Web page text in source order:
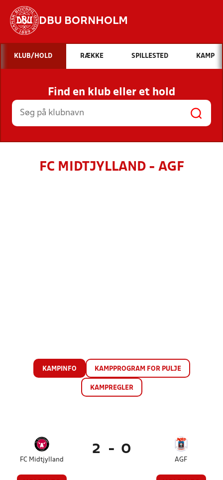
DBU BORNHOLM
Hvad vil du søge efter?
INDHOLD OG NYHEDER
STILLINGER, RESULTATER, KLUBBER OG
HOLD
KLUB/HOLD RÆKKE SPILLESTED KAMP
Find en klub eller et hold
FC MIDTJYLLAND - AGF
KAMPINFO KAMPPROGRAM FOR PULJE
KAMPREGLER
FC Midtjylland
2 - 0
AGF